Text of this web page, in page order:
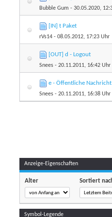
Bubble Gum - 30.05.2020,
[IN] t Paket
rVs14 - 08.05.2012, 17:23 Uhr
[OUT] d - Logout
Snees - 20.11.2011, 16:42 Uhr
e - Öffentliche Nachricht
Snees - 20.11.2011, 16:38 Uhr
Anzeige-Eigenschaften
Alter Sortiert
Symbol-Legende